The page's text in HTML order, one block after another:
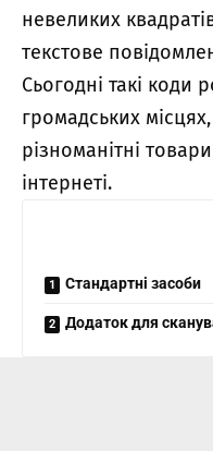
невеликих
текстове
Сьогодні такі коди
громадських
різноманітні
інтернеті.
Стандартні засоби
Додаток для